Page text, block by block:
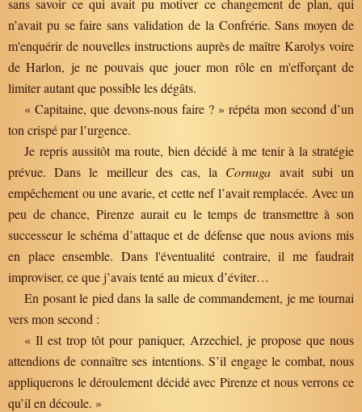
sans savoir ce qui avait pu motiver ce changement de plan, qui
n’avait pu se faire sans validation de la Confrérie. Sans moyen de
m'enquérir de nouvelles instructions auprès de maître Karolys voire
de Harlon, je ne pouvais que jouer mon rôle en m'efforçant de
limiter autant que possible les dégâts.
« Capitaine, que devons-nous faire ? » répéta mon second d’un
ton crispé par l’urgence.
Je repris aussitôt ma route, bien décidé à me tenir à la stratégie
prévue. Dans le meilleur des cas, la Cornuga avait subi un
empêchement ou une avarie, et cette nef l’avait remplacée. Avec un
peu de chance, Pirenze aurait eu le temps de transmettre à son
successeur le schéma d’attaque et de défense que nous avions mis
en place ensemble. Dans l'éventualité contraire, il me faudrait
improviser, ce que j’avais tenté au mieux d’éviter…
En posant le pied dans la salle de commandement, je me tournai
vers mon second :
« Il est trop tôt pour paniquer, Arzechiel, je propose que nous
attendions de connaître ses intentions. S’il engage le combat, nous
appliquerons le déroulement décidé avec Pirenze et nous verrons ce
qu’il en découle. »